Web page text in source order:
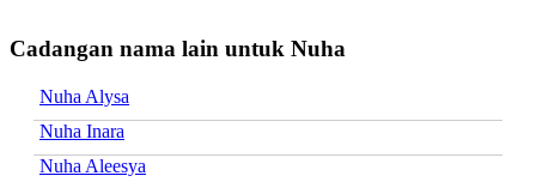
Cadangan nama lain untuk Nuha
Nuha Alysa
Nuha Inara
Nuha Aleesya